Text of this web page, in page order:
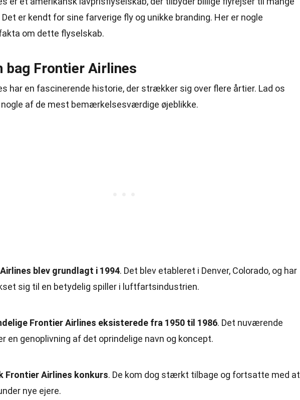
er kendt for sine farverige fly og unikke branding. Her er nogle
om dette flyselskab.
bag Frontier Airlines
har en fascinerende historie, der strækker sig over flere årtier. Lad os
af de mest bemærkelsesværdige øjeblikke.
blev grundlagt i 1994. Det blev etableret i Denver, Colorado, og har
sig til en betydelig spiller i luftfartsindustrien.
Frontier Airlines eksisterede fra 1950 til 1986. Det nuværende
en genoplivning af det oprindelige navn og koncept.
Frontier Airlines konkurs. De kom dog stærkt tilbage og fortsatte med at
nye ejere.